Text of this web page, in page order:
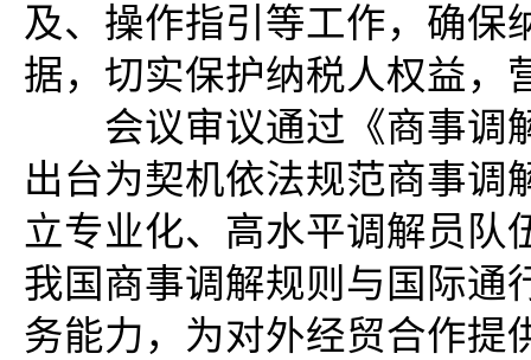
及、操作指引等工作，确保
据，切实保护纳税人权益，
会议审议通过《商事调
出台为契机依法规范商事调
立专业化、高水平调解员队
我国商事调解规则与国际通
务能力，为对外经贸合作提